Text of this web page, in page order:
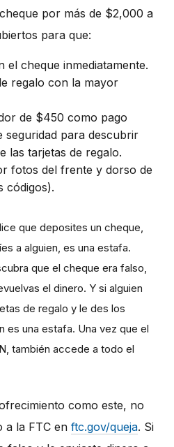
por más de $2,000 a
para que:
el cheque inmediatamente.
regalo con la mayor
de $450 como pago
seguridad para descubrir
las tarjetas de regalo.
fotos del frente y dorso de
códigos).
que deposites un cheque,
a alguien, es una estafa.
que el cheque era falso,
el dinero. Y si alguien
de regalo y le des los
es una estafa. Una vez que el
también accede a todo el
como este, no
a la FTC en ftc.gov/queja. Si